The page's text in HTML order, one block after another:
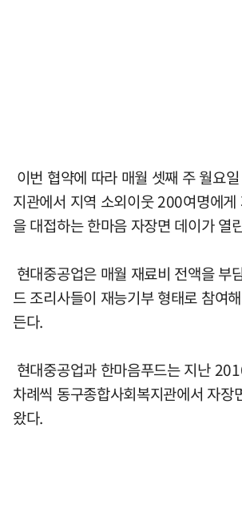
이번 협약에 따라 매월 셋째 주 월요
지관에서 지역 소외이웃 200여명에게
을 대접하는 한마음 자장면 데이가 열
현대중공업은 매월 재료비 전액을 부
드 조리사들이 재능기부 형태로 참여
든다.
현대중공업과 한마음푸드는 지난
차례씩 동구종합사회복지관에서 자장
왔다.